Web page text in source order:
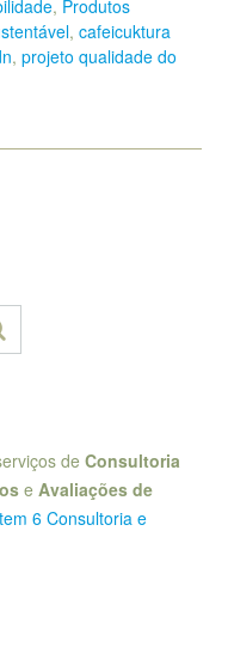
, Produtos
, cafeicuktura
, projeto qualidade do
de Consultoria
e Avaliações de
6 Consultoria e